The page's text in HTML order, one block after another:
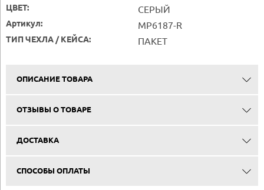
ЦВЕТ: СЕРЫЙ
Артикул: MP6187-R
ТИП ЧЕХЛА / КЕЙСА: ПАКЕТ
ОПИСАНИЕ ТОВАРА
ОТЗЫВЫ О ТОВАРЕ
ДОСТАВКА
СПОСОБЫ ОПЛАТЫ